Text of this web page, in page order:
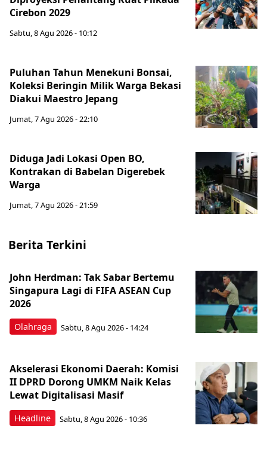
Cirebon 2029
Sabtu, 8 Agu 2026 - 10:12
Puluhan Tahun Menekuni Bonsai,
Koleksi Beringin Milik Warga Bekasi
Diakui Maestro Jepang
Jumat, 7 Agu 2026 - 22:10
Diduga Jadi Lokasi Open BO,
Kontrakan di Babelan Digerebek
Warga
Jumat, 7 Agu 2026 - 21:59
Berita Terkini
Olahraga
John Herdman: Tak Sabar Bertemu
Singapura Lagi di FIFA ASEAN Cup
2026
Sabtu, 8 Agu 2026 - 14:24
Headline
Akselerasi Ekonomi Daerah: Komisi
II DPRD Dorong UMKM Naik Kelas
Lewat Digitalisasi Masif
Sabtu, 8 Agu 2026 - 10:36